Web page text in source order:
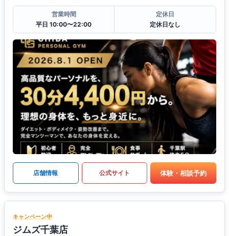
営業時間
平日 10:00〜22:00
定休日
定休日なし
店舗情報 公式サイト 体験・相談予約
キャンペーン中
ジムズ千葉店